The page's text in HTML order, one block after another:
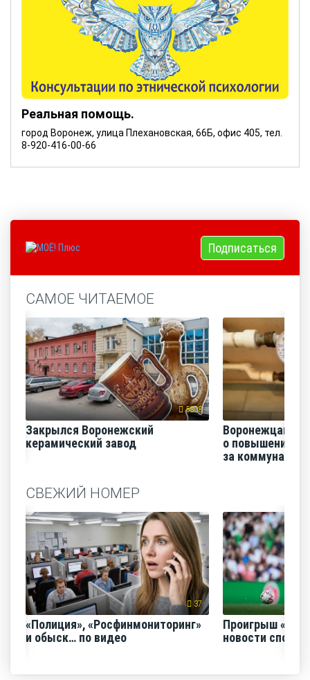
Реальная помощь.
город Воронеж, улица Плехановская, 66Б, офис 405, тел.
8-920-416-00-66
Подписаться
САМОЕ ЧИТАЕМОЕ
5808
Закрылся Воронежский
керамический завод
Воронежцам
о повышении
за
СВЕЖИЙ НОМЕР
37
«Полиция», «Росфинмониторинг»
и обыск… по видео
Проигрыш
новости